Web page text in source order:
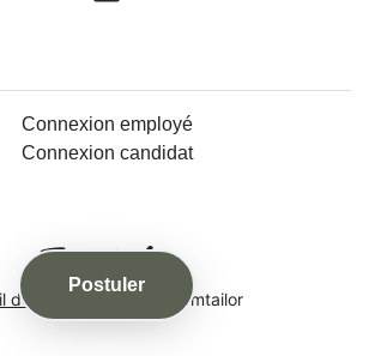
Postuler
Connexion employé
Connexion candidat
de recrutement de Teamtailor